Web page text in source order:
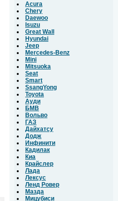
Acura
Chery
Daewoo
Isuzu
Great Wall
Hyundai
Jeep
Mercedes-Benz
Mini
Mitsuoka
Seat
Smart
SsangYong
Toyota
Ауди
БМВ
Вольво
ГАЗ
Дайхатсу
Додж
Инфинити
Кадилак
Киа
Крайслер
Лада
Лексус
Ленд Ровер
Мазда
Мицубиси